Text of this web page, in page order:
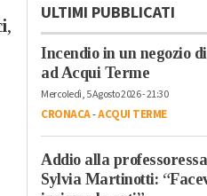
,
ULTIMI PUBBLICATI
Incendio in un negozio
ad Acqui Terme
Mercoledì, 5 Agosto 2026 - 21:30
CRONACA-ACQUI TERME
Addio alla
Sylvia Martinotti: